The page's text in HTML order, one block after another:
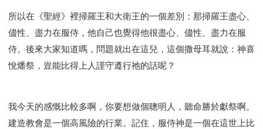
所以在《聖經》裡掃羅王和大衛王的一個差別：那掃羅王盡心、
儘性、盡力在服侍，他自己也覺得他很盡心、儘性、盡力在服
侍。後來大家知道嗎，問題就出在這兒，這個撒母耳就說：神喜
悅燔祭，豈能比得上人謹守遵行祂的話呢？
我今天的感慨比較多啊，你要想做個聰明人，聽命勝於獻祭啊。
建造教會是一個高風險的行業。記住，服侍神是一個在這世上比